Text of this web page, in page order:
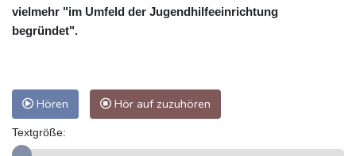
vielmehr "im Umfeld der Jugendhilfeeinrichtung
begründet".
Hören Hör auf zuzuhören
Textgröße: